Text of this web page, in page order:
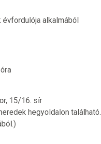
évfordulója alkalmából
15/16. sír
hegyoldalon található.